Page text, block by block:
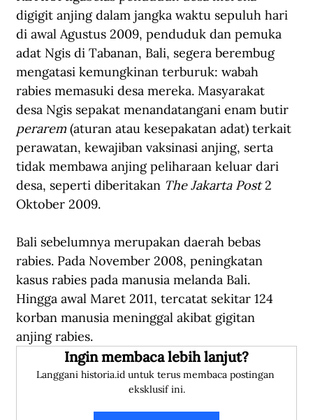
digigit anjing dalam jangka waktu sepuluh hari
di awal Agustus 2009, penduduk dan pemuka
adat Ngis di Tabanan, Bali, segera berembug
mengatasi kemungkinan terburuk: wabah
rabies memasuki desa mereka. Masyarakat
desa Ngis sepakat menandatangani enam butir
perarem (aturan atau kesepakatan adat) terkait
perawatan, kewajiban vaksinasi anjing, serta
tidak membawa anjing peliharaan keluar dari
desa, seperti diberitakan The Jakarta Post 2
Oktober 2009.
Bali sebelumnya merupakan daerah bebas
rabies. Pada November 2008, peningkatan
kasus rabies pada manusia melanda Bali.
Hingga awal Maret 2011, tercatat sekitar 124
korban manusia meninggal akibat gigitan
anjing rabies.
Ingin membaca lebih lanjut?
Langgani historia.id untuk terus membaca postingan
eksklusif ini.